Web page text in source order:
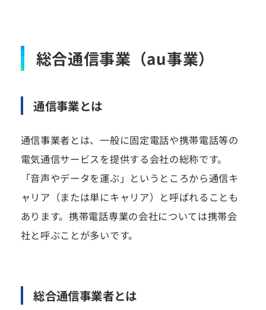
総合通信事業（au事業）
通信事業とは
通信事業者とは、一般に固定電話や携帯電話等の
電気通信サービスを提供する会社の総称です。
「音声やデータを運ぶ」というところから通信キ
ャリア（または単にキャリア）と呼ばれることも
あります。携帯電話専業の会社については携帯会
社と呼ぶことが多いです。
総合通信事業者とは